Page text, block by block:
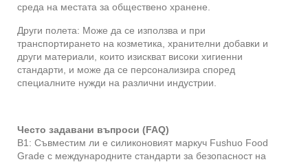
среда на местата за обществено хранене.
Други полета: Може да се използва и при
транспортирането на козметика, хранителни добавки и
други материали, които изискват високи хигиенни
стандарти, и може да се персонализира според
специалните нужди на различни индустрии.
Често задавани въпроси (FAQ)
В1: Съвместим ли е силиконовият маркуч Fushuo Food
Grade с международните стандарти за безопасност на